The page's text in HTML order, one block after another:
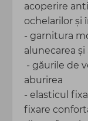
acoperire
ochelarilor și
- garnitura
alunecarea
- găurile de
aburirea
- elasticul
fixare